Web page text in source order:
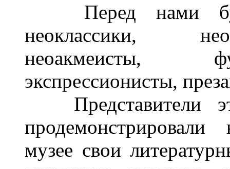
Перед нами
неоклассики,
неоакмеисты,
экспрессионисты,
Представители
музее свои